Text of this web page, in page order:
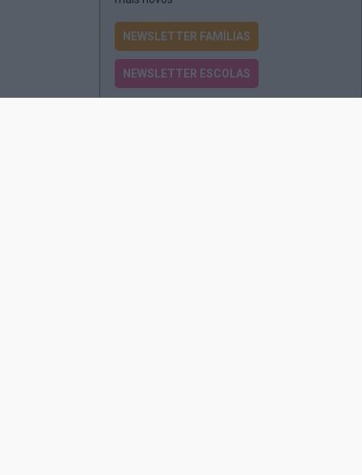
NEWSLETTER FAMÍLIAS
NEWSLETTER ESCOLAS